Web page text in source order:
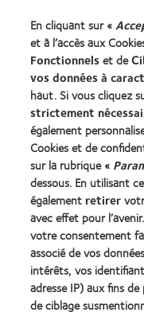
Technologie des
Trouver un
Lentilles de
Nouveau porteur
Porteur de longue
À propos de
Carrières
Actualites
Contact
En cliquant sur «
et à l’accès aux
Fonctionnelset de
vos données à
haut. Si vous cliquez
strictement
également
Cookies et de
sur la rubrique «
dessous. En utilisant
également retirer
avec effet pour
votre consentement
associé de vos
intérêts, vos
adresse IP) aux fins
de ciblage